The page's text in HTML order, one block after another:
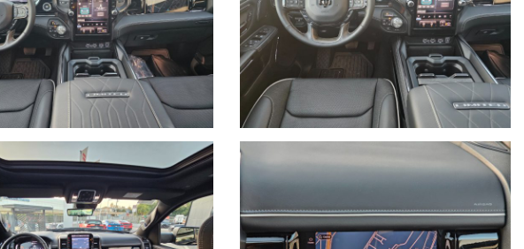
di prossimità LNR, Specchietti retrovisori esterni riscaldabili NHJ, Ruota di scorta
JPZ, Sedili anteriori riscaldati CMA, Volante riscaldato NHS, Cofano sportivo MGB,
sensibili alla pioggia JHC, display touchscreen da 14,4" RHZ, display
TFT fronte volante da 12" JAN, portellone posteriore elettrico JRC, Uconnect 5
elettrica a 2 vie (JRP), Paraurti anteriore in tinta con la carrozzeria (MBP),
Remote Start, sensori di parcheggio anteriori e posteriori, Advanced Brake
play wireless, Climatizzatore bizona automatico, vetri posteriori oscurati, Blind Spot
Drive Full 4WD, Interni in pelle, memoria sedile guida, specchietti esterni